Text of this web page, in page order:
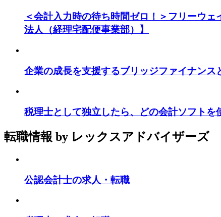
＜会計入力時の待ち時間ゼロ！＞フリーウ
法人（経理宅配便事業部）】
企業の成長を支援するブリッジファイナンス
税理士として独立したら、どの会計ソフトを
転職情報 by レックスアドバイザーズ
公認会計士の求人・転職